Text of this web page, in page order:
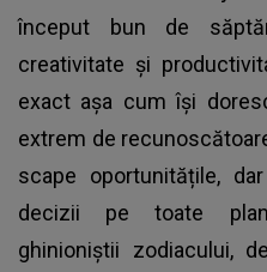
început bun de
creativitate și
exact așa cum își
extrem de
scape oportunitățile,
decizii pe toate
ghinioniștii zodiacului,